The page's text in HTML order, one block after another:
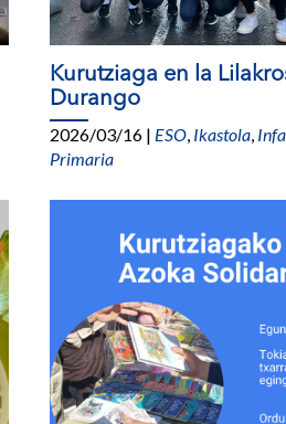
Kurutziaga en la
Durango
2026/03/16 | ESO, Ikastola,
Primaria